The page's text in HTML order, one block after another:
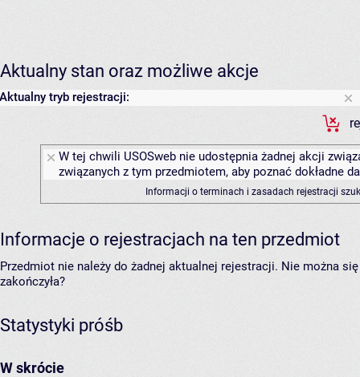
Aktualny stan oraz możliwe akcje
Aktualny tryb rejestracji:
W tej chwili USOSweb nie udostępnia żadnej akcji
związanych z tym przedmiotem, aby poznać dokładne
Informacji o terminach i zasadach rejestracji
Informacje o rejestracjach na ten przedmiot
Przedmiot nie należy do żadnej aktualnej rejestracji. Nie można
zakończyła?
Statystyki próśb
W skrócie